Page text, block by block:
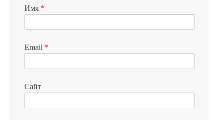
Имя *
Email *
Сайт